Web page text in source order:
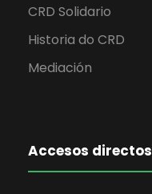
CRD Solidario
Historia do CRD
Mediación
Accesos directos